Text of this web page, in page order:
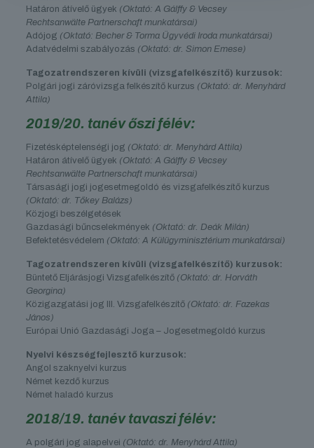
Határon átívelő ügyek (Oktató: A Gálffy & Vecsey
Rechtsanwälte Partnerschaft munkatársai)
Adójog (Oktató: Becher & Torma Ügyvédi Iroda munkatársai)
Adatvédelmi szabályozás (Oktató: dr. Simon Emese)
Tagozatrendszeren kívüli (vizsgafelkészítő) kurzusok:
Polgári jogi záróvizsga felkészítő kurzus (Oktató: dr. Menyhárd
Attila)
2019/20. tanév őszi félév:
Fizetésképtelenségi jog (Oktató: dr. Menyhárd Attila)
Határon átívelő ügyek (Oktató: A Gálffy & Vecsey
Rechtsanwälte Partnerschaft munkatársai)
Társasági jogi jogesetmegoldó és vizsgafelkészítő kurzus
(Oktató: dr. Tőkey Balázs)
Közjogi beszélgetések
Gazdasági bűncselekmények (Oktató: dr. Deák Milán)
Befektetésvédelem (Oktató: A Külügyminisztérium munkatársai)
Tagozatrendszeren kívüli (vizsgafelkészítő) kurzusok:
Büntető Eljárásjogi Vizsgafelkészítő (Oktató: dr. Horváth
Georgina)
Közigazgatási jog III. Vizsgafelkészítő (Oktató: dr. Fazekas
János)
Európai Unió Gazdasági Joga – Jogesetmegoldó kurzus
Nyelvi készségfejlesztő kurzusok:
Angol szaknyelvi kurzus
Német kezdő kurzus
Német haladó kurzus
2018/19. tanév tavaszi félév:
A polgári jog alapelvei (Oktató: dr. Menyhárd Attila)